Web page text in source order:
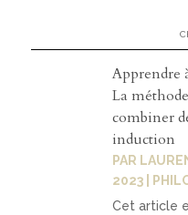
Apprendre
La
combiner
induction
PAR
2023
Cet article